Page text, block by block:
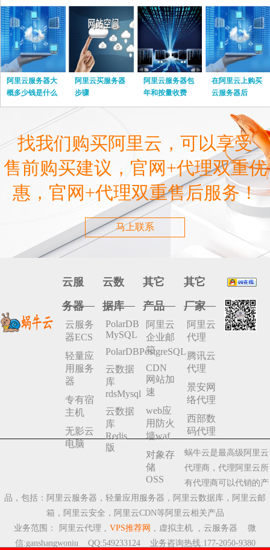
好
阿里云服务器大
概多少钱是什么
阿里云买服务器
步骤
阿里云服务器包
年和按量收费
在阿里云上购买
云服务器后
找我们购买阿里云，可以享受
售前购买建议，官网+代理双重优
惠，官网+代理双重售后服务！
马上联系
云服
务器
云服务
器ECS
轻量应
用服务
器
专有宿
主机
无影云
电脑
云数
据库
PolarDB
MySQL
PolarDBPostgreSQL
云数据
库
rdsMysql
云数据
库
Redis
版
其它
产品
阿里云
企业邮
箱
CDN
网站加
速
web应
用防火
墙waf
对象存
储
OSS
其它
厂家
阿里云
代理
腾讯云
代理
景安网
络代理
西部数
码代理
蜗牛云是最高级阿里云
代理商，代理阿里云所
有代理商可以代销的产
品，包括：阿里云服务器，轻量应用服务器，阿里云数据库，阿里云邮
箱，阿里云安全，阿里云CDN等阿里云相关产品
业务范围：
阿里云代理 , VPS推荐网 , 虚拟主机 , 云服务器
微
信:ganshangwoniu QQ:549233124 业务咨询热线:177-2050-9380